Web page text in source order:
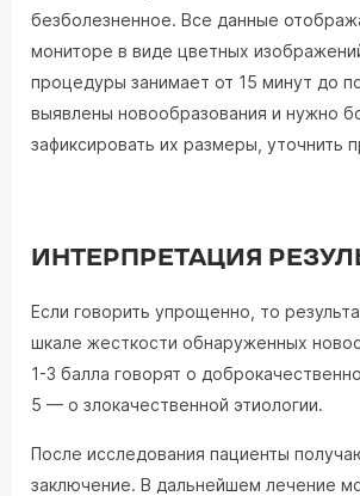
безболезненное. Все данные
мониторе в виде цветных
процедуры занимает от 15 минут до
выявлены новообразования и нужно
зафиксировать их размеры, уточнить
ИНТЕРПРЕТАЦИЯ
Если говорить упрощенно, то
шкале жесткости обнаруженных
1-3 балла говорят о
5 — о злокачественной этиологии.
После исследования пациенты
заключение. В дальнейшем лечение